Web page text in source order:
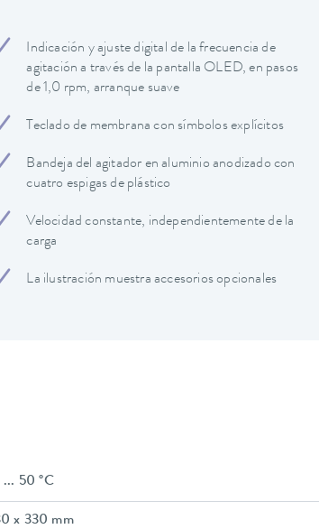
Indicación y ajuste digital de la frecuencia de
agitación a través de la pantalla OLED, en pasos
de 1,0 rpm, arranque suave
Teclado de membrana con símbolos explícitos
Bandeja del agitador en aluminio anodizado con
cuatro espigas de plástico
Velocidad constante, independientemente de la
carga
La ilustración muestra accesorios opcionales
... 50 °C
x 330 mm